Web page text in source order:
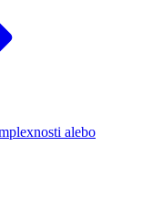
alebo